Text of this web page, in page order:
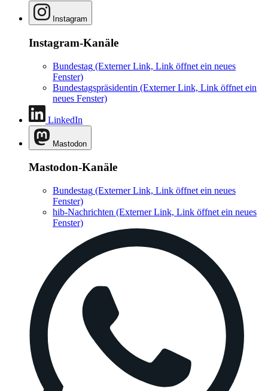
Instagram
Instagram-Kanäle
Bundestag (Externer Link, Link öffnet ein neues
Fenster)
Bundestagspräsidentin (Externer Link, Link öffnet ein
neues Fenster)
LinkedIn
Mastodon
Mastodon-Kanäle
Bundestag (Externer Link, Link öffnet ein neues
Fenster)
hib-Nachrichten (Externer Link, Link öffnet ein neues
Fenster)